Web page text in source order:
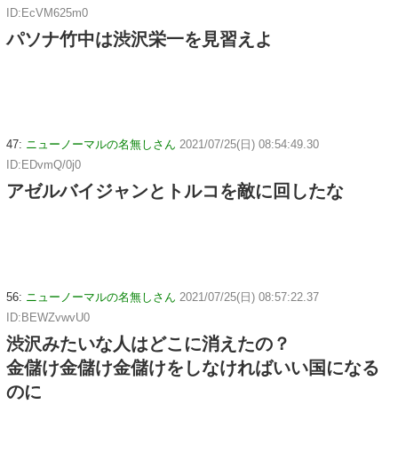
ID:EcVM625m0
パソナ竹中は渋沢栄一を見習えよ
47: ニューノーマルの名無しさん 2021/07/25(日) 08:54:49.30
ID:EDvmQ/0j0
アゼルバイジャンとトルコを敵に回したな
56: ニューノーマルの名無しさん 2021/07/25(日) 08:57:22.37
ID:BEWZvwvU0
渋沢みたいな人はどこに消えたの？
金儲け金儲け金儲けをしなければいい国になる
のに